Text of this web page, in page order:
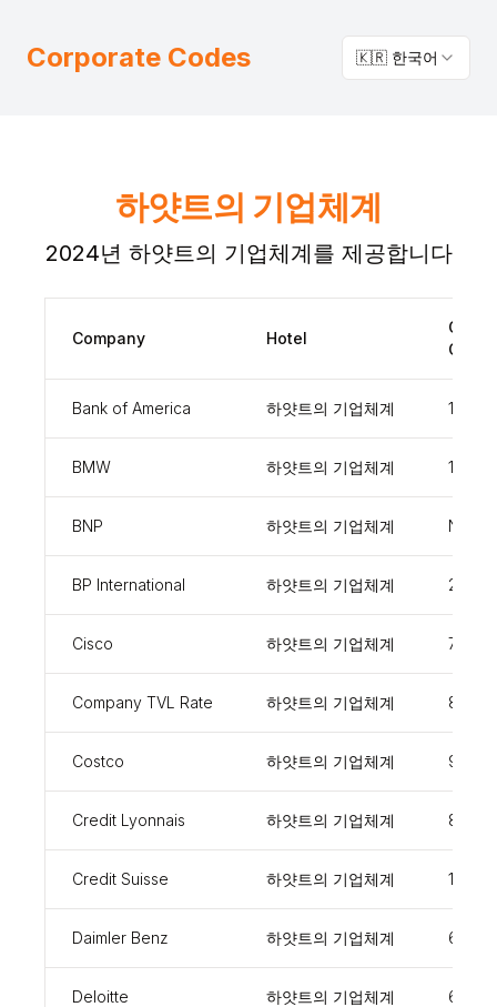
Corporate Codes 🇰🇷 한국어
하얏트의 기업체계
2024년 하얏트의 기업체계를 제공합니다
Company Hotel
Code
Bank of America 하얏트의 기업체계 17500
BMW 하얏트의 기업체계 15985
BNP 하얏트의 기업체계
BP International 하얏트의 기업체계 27450
Cisco 하얏트의 기업체계 79103
Company TVL Rate 하얏트의 기업체계 86458
Costco 하얏트의 기업체계 97920
Credit Lyonnais 하얏트의 기업체계 88762
Credit Suisse 하얏트의 기업체계 13365
Daimler Benz 하얏트의 기업체계 68083
Deloitte 하얏트의 기업체계 66267